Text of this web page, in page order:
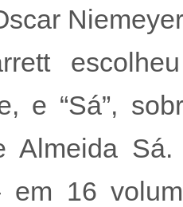
e “Sá”,
Almeida
em 16